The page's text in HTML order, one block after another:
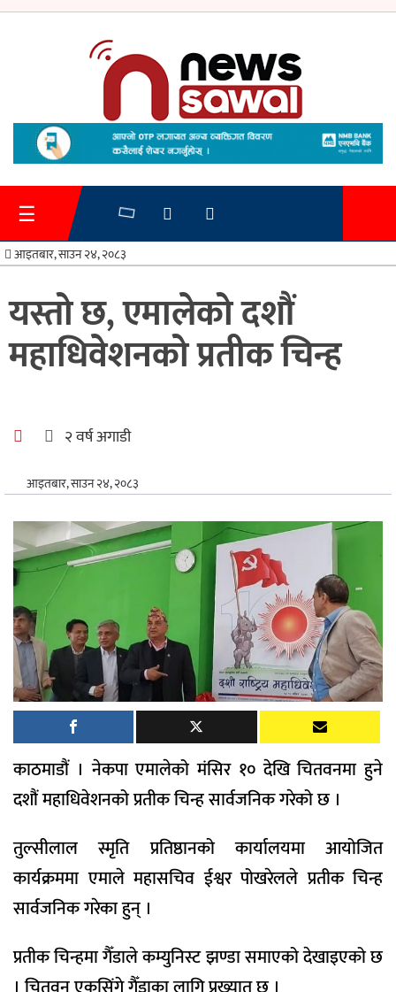
गृहपृष्ठ
समाचार
प्रशासन
स्वास्थ्य/
शिक्षा
☰
आइतबार, साउन २४, २०८३
यस्तो छ, एमालेको दशौं
महाधिवेशनको प्रतीक चिन्ह
२ वर्ष अगाडी
आइतबार, साउन २४, २०८३
काठमाडौं । नेकपा एमालेको मंसिर १० देखि चितवनमा हुने
दशौं महाधिवेशनको प्रतीक चिन्ह सार्वजनिक गरेको छ ।
तुल्सीलाल स्मृति प्रतिष्ठानको कार्यालयमा आयोजित
कार्यक्रममा एमाले महासचिव ईश्वर पोखरेलले प्रतीक चिन्ह
सार्वजनिक गरेका हुन् ।
प्रतीक चिन्हमा गैँडाले कम्युनिस्ट झण्डा समाएको देखाइएको छ